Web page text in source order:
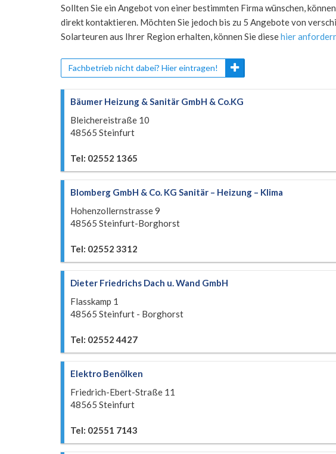
Sollten Sie ein Angebot von einer bestimmten Firma wünschen,
direkt kontaktieren. Möchten Sie jedoch bis zu 5 Angebote von
Solarteuren aus Ihrer Region erhalten, können Sie diesehier
Fachbetrieb nicht dabei? Hier eintragen!
Bäumer Heizung & Sanitär GmbH & Co.KG
Bleichereistraße 10
48565 Steinfurt
Tel: 02552 1365
Blomberg GmbH & Co. KG Sanitär – Heizung – Klima
Hohenzollernstrasse 9
48565 Steinfurt-Borghorst
Tel: 02552 3312
Dieter Friedrichs Dach u. Wand GmbH
Flasskamp 1
48565 Steinfurt - Borghorst
Tel: 02552 4427
Elektro Benölken
Friedrich-Ebert-Straße 11
48565 Steinfurt
Tel: 02551 7143